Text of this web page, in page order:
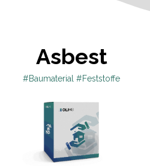
Asbest
#Baumaterial #Feststoffe